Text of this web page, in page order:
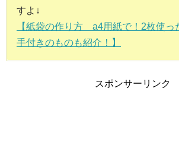
すよ↓
【紙袋の作り方 a4用紙で！2枚使っ
手付きのものも紹介！】
スポンサーリンク